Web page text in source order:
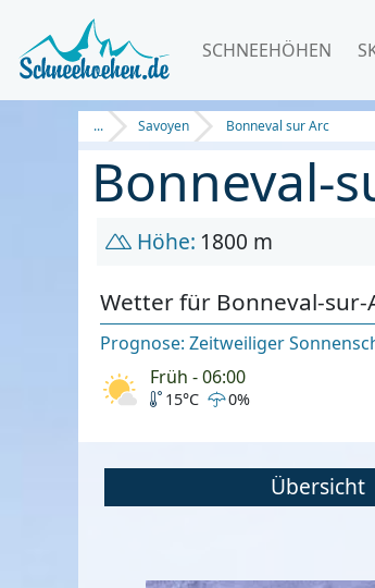
SCHNEEHÖHEN
... Savoyen Bonneval sur Arc
Bonneval-
Höhe: 1800 m
Wetter für Bonneval-sur-
Prognose: Zeitweiliger
Früh - 06:00
15°C 0%
Übersicht